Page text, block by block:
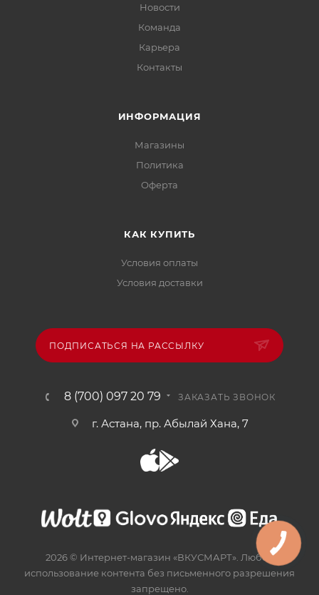
Новости
Команда
Карьера
Контакты
ИНФОРМАЦИЯ
Магазины
Политика
Офертa
КАК КУПИТЬ
Условия оплаты
Условия доставки
ПОДПИСАТЬСЯ НА РАССЫЛКУ
8 (700) 097 20 79 ЗАКАЗАТЬ ЗВОНОК
г. Астана, пр. Абылай Хана, 7
2026 © Интернет-магазин «ВКУСМАРТ». Любое
использование контента без письменного разрешения
запрещено.